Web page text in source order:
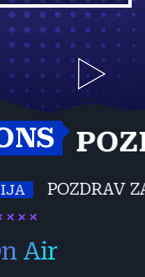
POZDRAV ZA
Air